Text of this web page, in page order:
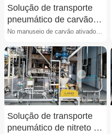
Solução de transporte
pneumático de carvão
ativado
No manuseio de carvão ativado,
desafios relacionados···
Solução de transporte
pneumático de nitreto de